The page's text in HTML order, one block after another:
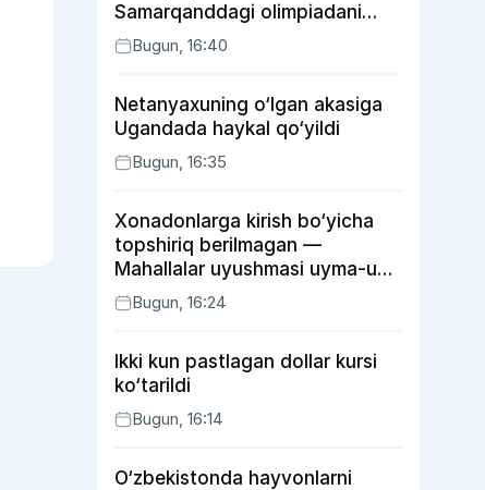
Samarqanddagi olimpiadani
o‘tkazib yuboradi
Bugun, 16:40
Netanyaxuning o‘lgan akasiga
Ugandada haykal qo‘yildi
Bugun, 16:35
Xonadonlarga kirish bo‘yicha
topshiriq berilmagan —
Mahallalar uyushmasi uyma-uy
yurgan mas’ullar haqida
Bugun, 16:24
Ikki kun pastlagan dollar kursi
ko‘tarildi
Bugun, 16:14
O‘zbekistonda hayvonlarni